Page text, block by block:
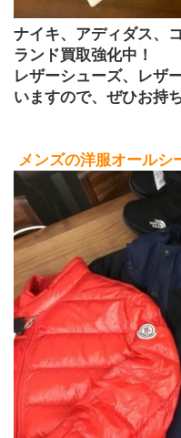
ナイキ、アディダス、
ランド買取強化中！
レザーシューズ、レザ
いますので、ぜひお持
メンズの洋服オールシ